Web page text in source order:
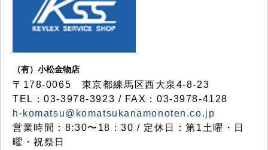
（有）小松金物店
〒178-0065 東京都練馬区西大泉4-8-23
TEL：03-3978-3923 / FAX：03-3978-4128
h-komatsu@komatsukanamonoten.co.jp
営業時間：8:30〜18：30 / 定休日：第1土曜・日
曜・祝祭日